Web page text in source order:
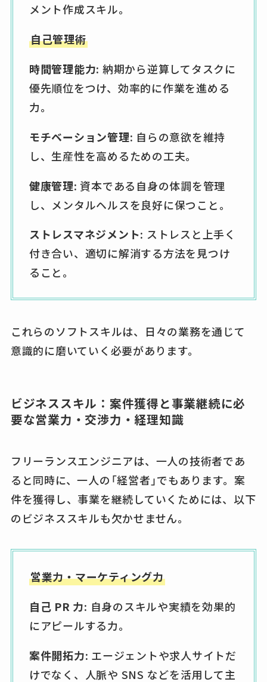
メント作成スキル。
自己管理術
時間管理能力: 納期から逆算してタスクに
優先順位をつけ、効率的に作業を進める
力。
モチベーション管理: 自らの意欲を維持
し、生産性を高めるための工夫。
健康管理: 資本である自身の体調を管理
し、メンタルヘルスを良好に保つこと。
ストレスマネジメント: ストレスと上手く
付き合い、適切に解消する方法を見つけ
ること。
これらのソフトスキルは、日々の業務を通じて
意識的に磨いていく必要があります。
ビジネススキル：案件獲得と事業継続に必
要な営業力・交渉力・経理知識
フリーランスエンジニアは、一人の技術者であ
ると同時に、一人の「経営者」でもあります。案
件を獲得し、事業を継続していくためには、以下
のビジネススキルも欠かせません。
営業力・マーケティング力
自己 PR 力: 自身のスキルや実績を効果的
にアピールする力。
案件開拓力: エージェントや求人サイトだ
けでなく、人脈や SNS などを活用して主